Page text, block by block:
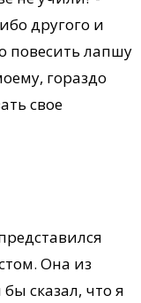
другого и
повесить лапшу
гораздо
свое
Она из
сказал, что я